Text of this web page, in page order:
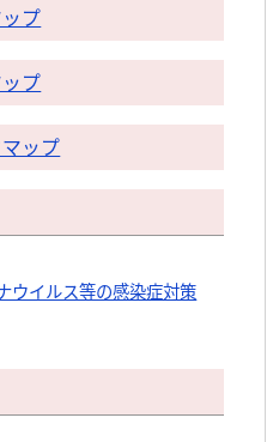
プ
プ
ップ
ウイルス等の感染症対策